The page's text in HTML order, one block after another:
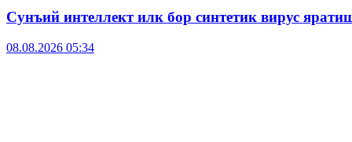
Сунъий интеллект илк бор синтетик вирус
08.08.2026 05:34